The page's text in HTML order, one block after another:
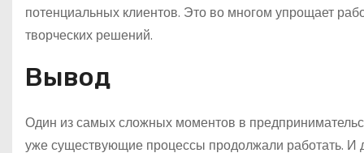
потенциальных клиентов. Это во многом упрощает
творческих решений.
Вывод
Один из самых сложных моментов в
уже существующие процессы продолжали работать. И